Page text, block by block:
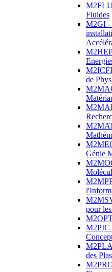
Fluides
M2GI -
de
Génie
pour
M2PIC
des